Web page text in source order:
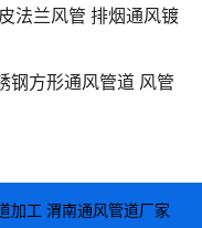
法兰风管 排烟通风镀
钢方形通风管道 风管
加工 渭南通风管道厂家